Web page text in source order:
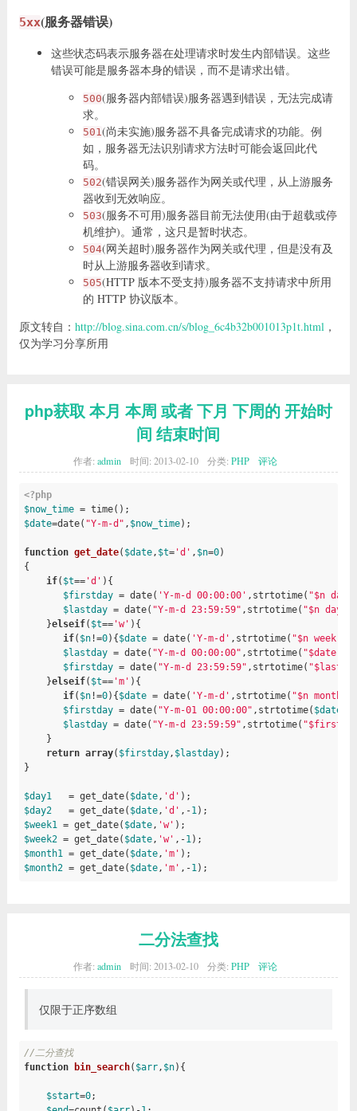
5xx(服务器错误)
这些状态码表示服务器在处理请求时发生内部错误。这些
错误可能是服务器本身的错误，而不是请求出错。
500(服务器内部错误)服务器遇到错误，无法完成请
求。
501 (尚未实施)服务器不具备完成请求的功能。例
如，服务器无法识别请求方法时可能会返回此代
码。
502(错误网关)服务器作为网关或代理，从上游服务
器收到无效响应。
503(服务不可用)服务器目前无法使用(由于超载或停
机维护)。通常，这只是暂时状态。
504(网关超时)服务器作为网关或代理，但是没有及
时从上游服务器收到请求。
505(HTTP 版本不受支持)服务器不支持请求中所用
的 HTTP 协议版本。
原文转自： http://blog.sina.com.cn/s/blog_6c4b32b001013p1t.html，
仅为学习分享所用
php获取 本月 本周 或者 下月 下周的 开始时
间 结束时间
作者: admin 时间: 2013-02-10 分类: PHP 评论
<?php
$now_time
$date=date( "Y-m-d" , $now_time);
function get_date( $date, $t='d' , $n=0)
{
if( $t=='d' ){
$firstday = date( 'Y-m-d 00:00:00' ,strtotime( "$n day"
$lastday = date( "Y-m-d 23:59:59" ,strtotime( "$n day"
    }
elseif( $t=='w' ){
if( $n!=0){$date = date( 'Y-m-d' ,strtotime( "$n week"
$lastday = date( "Y-m-d 00:00:00" ,strtotime( "$date
$firstday = date( "Y-m-d 23:59:59" ,strtotime(
    }
elseif( $t=='m' ){
if( $n!=0){$date = date( 'Y-m-d' ,strtotime( "$n months"
$firstday = date( "Y-m-01 00:00:00" ,strtotime( $date
$lastday = date( "Y-m-d 23:59:59" ,strtotime(
    }
return array( $firstday, $lastday);
}
$day1
   = get_date(
$date, 'd'
$day2
   = get_date(
$date, 'd' ,-1
$week1
= get_date( $date, 'w'
$week2 = get_date( $date, 'w' ,-1
$month1
= get_date( $date, 'm'
$month2 = get_date( $date, 'm' ,-1 );
//这周
$month1);//这月
二分法查找
作者: admin 时间: 2013-02-10 分类: PHP 评论
仅限于正序数组
//二分查找
function
bin_search( $arr, $n) {
$start=0;